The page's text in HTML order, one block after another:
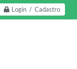
Login / Cadastro